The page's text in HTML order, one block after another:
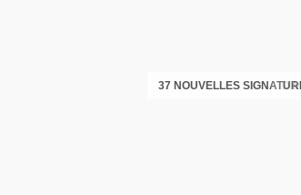
37 NOUVELLES